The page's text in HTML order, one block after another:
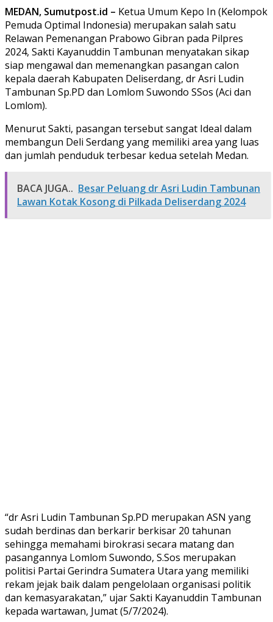
MEDAN, Sumutpost.id – Ketua Umum Kepo In (Kelompok
Pemuda Optimal Indonesia) merupakan salah satu
Relawan Pemenangan Prabowo Gibran pada Pilpres
2024, Sakti Kayanuddin Tambunan menyatakan sikap
siap mengawal dan memenangkan pasangan calon
kepala daerah Kabupaten Deliserdang, dr Asri Ludin
Tambunan Sp.PD dan Lomlom Suwondo SSos (Aci dan
Lomlom).
Menurut Sakti, pasangan tersebut sangat Ideal dalam
membangun Deli Serdang yang memiliki area yang luas
dan jumlah penduduk terbesar kedua setelah Medan.
BACA JUGA.. Besar Peluang dr Asri Ludin Tambunan
Lawan Kotak Kosong di Pilkada Deliserdang 2024
“dr Asri Ludin Tambunan Sp.PD merupakan ASN yang
sudah berdinas dan berkarir berkisar 20 tahunan
sehingga memahami birokrasi secara matang dan
pasangannya Lomlom Suwondo, S.Sos merupakan
politisi Partai Gerindra Sumatera Utara yang memiliki
rekam jejak baik dalam pengelolaan organisasi politik
dan kemasyarakatan,” ujar Sakti Kayanuddin Tambunan
kepada wartawan, Jumat (5/7/2024).